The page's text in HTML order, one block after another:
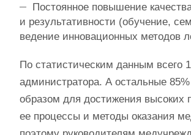
Постоянное повышение
и результативности (обучение,
ведение инновационных методов
По статистическим данным всего
администратора. А остальные
образом для достижения высоких
ее процессы и методы оказания